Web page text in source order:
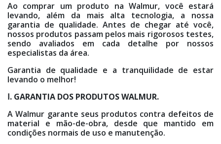
Ao comprar um produto na Walmur, você estará
levando, além da mais alta tecnologia, a nossa
garantia de qualidade. Antes de chegar até você,
nossos produtos passam pelos mais rigorosos testes,
sendo avaliados em cada detalhe por nossos
especialistas da área.
Garantia de qualidade e a tranquilidade de estar
levando o melhor!
Ⅰ. GARANTIA DOS PRODUTOS WALMUR.
A Walmur garante seus produtos contra defeitos de
material e mão-de-obra, desde que mantido em
condições normais de uso e manutenção.